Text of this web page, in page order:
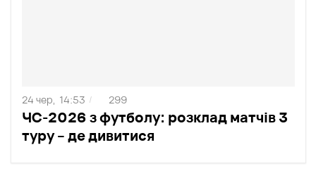
ЧС-2026 з футболу: розклад матчів 3
туру – де дивитися
24 чер, 14:53 / 299